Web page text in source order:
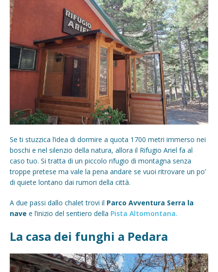
Se ti stuzzica l’idea di dormire a quota 1700 metri immerso nei
boschi e nel silenzio della natura, allora il Rifugio Ariel fa al
caso tuo. Si tratta di un piccolo rifugio di montagna senza
troppe pretese ma vale la pena andare se vuoi ritrovare un po’
di quiete lontano dai rumori della città.
A due passi dallo chalet trovi il Parco Avventura Serra la
nave e l’inizio del sentiero della Pista Altomontana.
La casa dei funghi a Pedara